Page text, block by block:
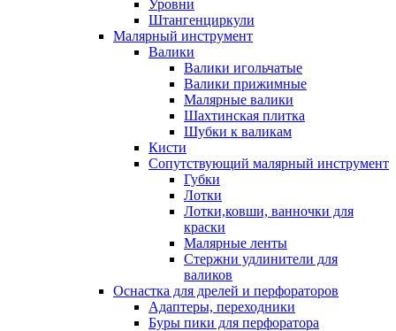
Уровни
Штангенциркули
Малярный инструмент
Валики
Валики игольчатые
Валики прижимные
Малярные валики
Шахтинская плитка
Шубки к валикам
Кисти
Сопутствующий малярный инструмент
Губки
Лотки
Лотки,ковши, ванночки для
краски
Малярные ленты
Стержни удлинители для
валиков
Оснастка для дрелей и перфораторов
Адаптеры, переходники
Буры пики для перфоратора